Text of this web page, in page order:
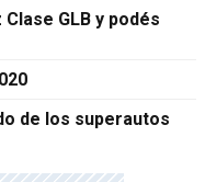
GLB y podés
de los superautos